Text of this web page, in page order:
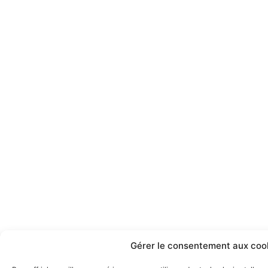
Gérer le consentement aux